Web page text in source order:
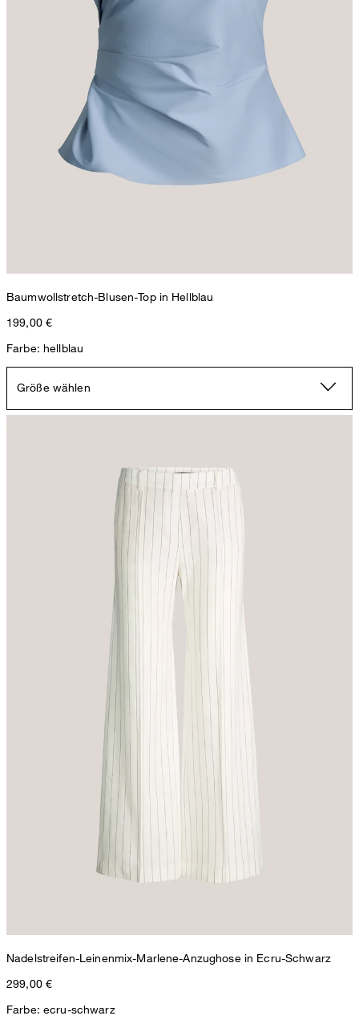
Baumwollstretch-Blusen-Top in Hellblau
199,00 €
Farbe: hellblau
Größe wählen
Nadelstreifen-Leinenmix-Marlene-Anzughose in Ecru-Schwarz
299,00 €
Farbe: ecru-schwarz